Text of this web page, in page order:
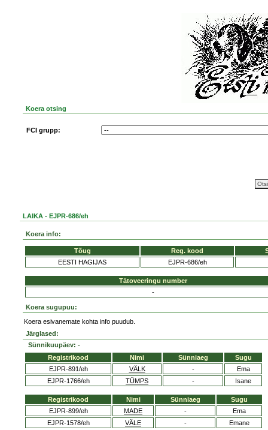
Koera otsing
FCI grupp:
LAIKA - EJPR-686/eh
Koera info:
Tõug Reg. kood
EESTI HAGIJAS
EJPR-686/eh
Tätoveeringu number
-
Koera sugupuu:
Koera esivanemate kohta info puudub.
Järglased:
Sünnikuupäev: -
Registrikood
Nimi Sünniaeg
Sugu
EJPR-891/eh
VÄLK -
Ema
EJPR-1766/eh
TÜMPS - Isane
Registrikood Nimi Sünniaeg
Sugu
EJPR-899/eh
MADE -
Ema
EJPR-1578/eh
VÄLE - Emane